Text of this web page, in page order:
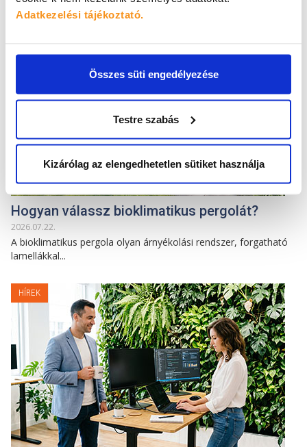
Adatkezelési tájékoztató.
Összes süti engedélyezése
Testre szabás
Kizárólag az elengedhetetlen sütiket használja
Hogyan válassz bioklimatikus pergolát?
2026.07.22.
A bioklimatikus pergola olyan árnyékolási rendszer, forgatható
lamellákkal...
HÍREK